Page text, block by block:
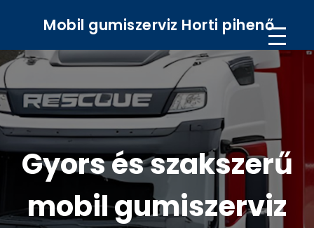
Mobil gumiszerviz Horti pihenő
Gyors és szakszerű
mobil gumiszerviz